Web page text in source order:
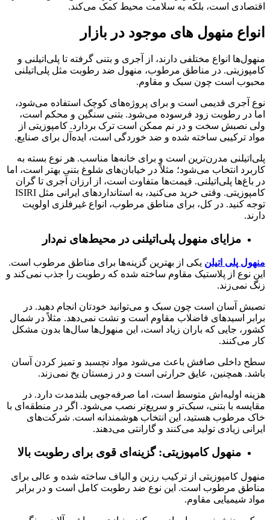
اقتصادی است، بلکه به سلامت محیط کمک می‌کند.
انواع منهول‌ های موجود در بازار
منهول‌ها انواع مختلفی دارند، از آجری و بتنی گرفته تا پلی‌اتیلنی و
کامپوزیتی. در مناطق مرطوب، منهول ضد رطوبت مثل پلی‌اتیلنی
محبوب است چون سبک و مقاوم.
نوع آجری قدیمی است و برای پروژه‌های کوچک استفاده می‌شود،
اما در رطوبت زود فرسوده می‌شود. بتنی سنگین و محکم است،
ولی نصبش سخت و در نم ممکن است ترک بردارد. کامپوزیتی از
مواد ترکیبی ساخته شده و ضد خوردگی است، ایده‌آل برای صنایع.
پلی‌اتیلنی مدرن‌ترین است و برای خانه‌ها مناسب. هر نوع بسته به
کاربرد انتخاب می‌شود؛ مثلاً در خیابان‌های شلوغ بتنی بهتر است، اما
در باغ‌ها پلی‌اتیلنی. قیمت‌ها متفاوت است، از ارزان آجری تا گران
کامپوزیتی. وقتی خرید می‌کنید، به استانداردهای ایرانی مثل ISIRI
توجه کنید. در کل، برای مناطق مرطوب، انواع غیرفلزی اولویت
دارند.
مزایای منهول پلی‌اتیلنی در محیط‌های نم‌دار
منهول پلی‌ اتیلن یکی از بهترین گزینه‌ها برای مناطق مرطوب است.
این نوع از پلاستیک مقاوم ساخته شده که رطوبت را جذب نمی‌کند و
زنگ نمی‌زند.
نصبش آسان است چون سبک و می‌توانید خودتان انجام دهید. در
برابر اسیدهای فاضلاب مقاوم است و نشت نمی‌دهد. مثلاً در شمال
کشور، جایی که باران زیاد است، این منهول‌ها سال‌ها بدون مشکل
کار می‌کنند.
سطح داخلی صافش باعث می‌شود مواد نچسبد و تمیز کردن آسان
باشد. همچنین، عایق حرارتی است و در زمستان یخ نمی‌زند.
هزینه اولیه‌اش متوسط است، اما صرفه‌جویی بلندمدت دارد. در
مقایسه با بتنی، سبک‌تر و سریع‌تر نصب می‌شود. اگر در منطقه‌ای با
خاک مرطوب هستید، این انتخاب هوشمندانه است. شرکت‌های
ایرانی زیادی تولید می‌کنند و گارانتی می‌دهند.
منهول کامپوزیتی: گزینه‌ای قوی برای رطوبت بالا
منهول کامپوزیتی از ترکیب رزین و الیاف ساخته شده و عالی برای
مناطق مرطوب است. این نوع ضد رطوبت کامل است و در برابر
مواد شیمیایی مقاوم.